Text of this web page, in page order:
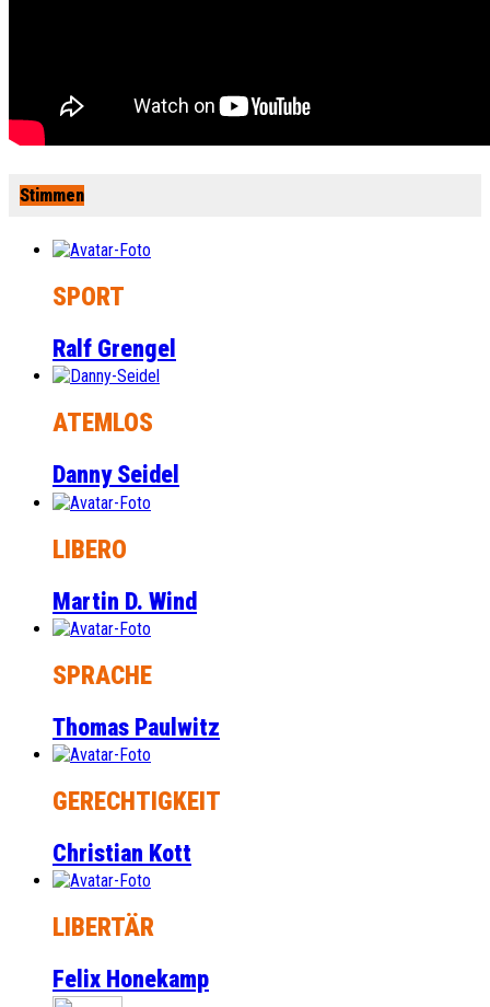
Stimmen
SPORT
Ralf Grengel
ATEMLOS
Danny Seidel
LIBERO
Martin D. Wind
SPRACHE
Thomas Paulwitz
GERECHTIGKEIT
Christian Kott
LIBERTÄR
Felix Honekamp